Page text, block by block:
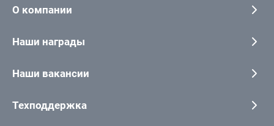
О компании
Наши награды
Наши вакансии
Техподдержка